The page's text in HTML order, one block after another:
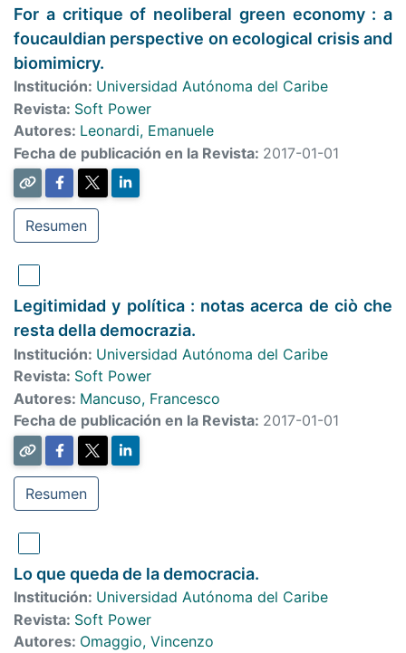
For a critique of neoliberal green economy : a
foucauldian perspective on ecological crisis and
biomimicry.
Institución: Universidad Autónoma del Caribe
Revista: Soft Power
Autores: Leonardi, Emanuele
Fecha de publicación en la Revista: 2017-01-01
Resumen
Legitimidad y política : notas acerca de ciò che
resta della democrazia.
Institución: Universidad Autónoma del Caribe
Revista: Soft Power
Autores: Mancuso, Francesco
Fecha de publicación en la Revista: 2017-01-01
Resumen
Lo que queda de la democracia.
Institución: Universidad Autónoma del Caribe
Revista: Soft Power
Autores: Omaggio, Vincenzo